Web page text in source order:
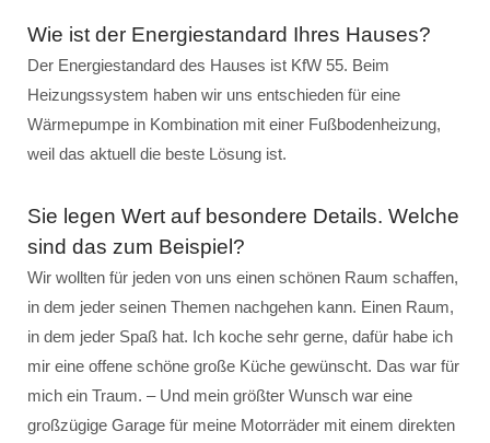
Wie ist der Energiestandard Ihres Hauses?
Der Energiestandard des Hauses ist KfW 55. Beim
Heizungssystem haben wir uns entschieden für eine
Wärmepumpe in Kombination mit einer Fußbodenheizung,
weil das aktuell die beste Lösung ist.
Sie legen Wert auf besondere Details. Welche
sind das zum Beispiel?
Wir wollten für jeden von uns einen schönen Raum schaffen,
in dem jeder seinen Themen nachgehen kann. Einen Raum,
in dem jeder Spaß hat. Ich koche sehr gerne, dafür habe ich
mir eine offene schöne große Küche gewünscht. Das war für
mich ein Traum. – Und mein größter Wunsch war eine
großzügige Garage für meine Motorräder mit einem direkten